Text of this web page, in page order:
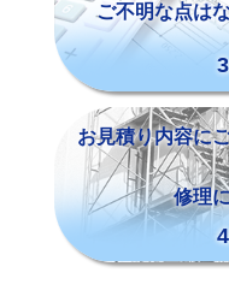
ご不明な点は
お見積り内容に
修理